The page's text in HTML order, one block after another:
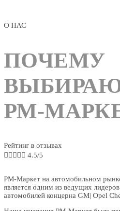
О НАС
ПОЧЕМУ
РМ-
Рейтинг в отзывах
     4.5/5
РМ-Маркет на автомобильном
является одним из ведущих
автомобилей концерна GM| Opel